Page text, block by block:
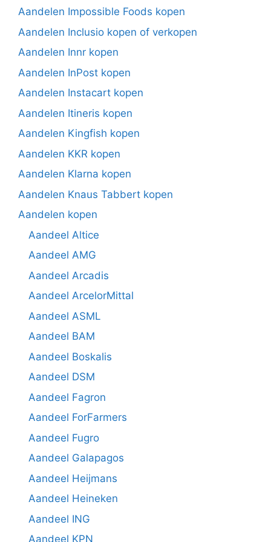
Aandelen Impossible Foods kopen
Aandelen Inclusio kopen of verkopen
Aandelen Innr kopen
Aandelen InPost kopen
Aandelen Instacart kopen
Aandelen Itineris kopen
Aandelen Kingfish kopen
Aandelen KKR kopen
Aandelen Klarna kopen
Aandelen Knaus Tabbert kopen
Aandelen kopen
Aandeel Altice
Aandeel AMG
Aandeel Arcadis
Aandeel ArcelorMittal
Aandeel ASML
Aandeel BAM
Aandeel Boskalis
Aandeel DSM
Aandeel Fagron
Aandeel ForFarmers
Aandeel Fugro
Aandeel Galapagos
Aandeel Heijmans
Aandeel Heineken
Aandeel ING
Aandeel KPN